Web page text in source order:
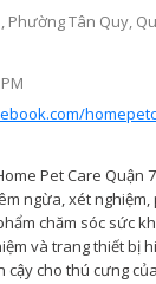
Phường Tân Quy,
Pet Care Quận
ngừa, xét nghiệm,
chăm sóc sức
và trang thiết bị
cậy cho thú cưng